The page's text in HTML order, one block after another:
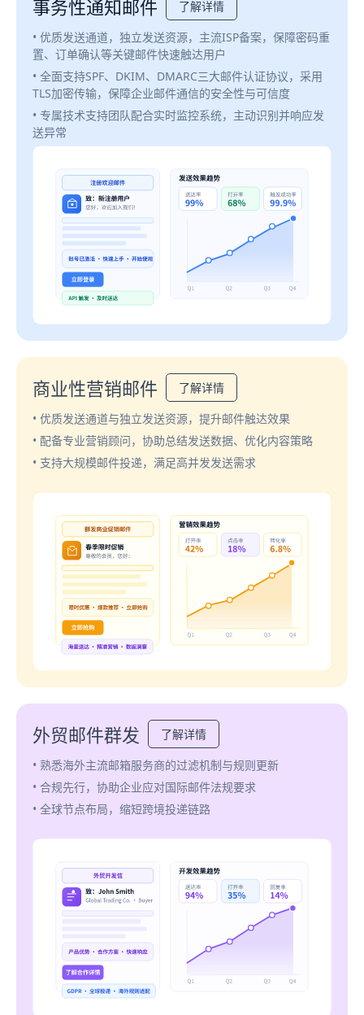
事务性通知邮件
了解详情
• 优质发送通道，独立发送资源，主流ISP备案，保障密码重
置、订单确认等关键邮件快速触达用户
• 全面支持SPF、DKIM、DMARC三大邮件认证协议，采用
TLS加密传输，保障企业邮件通信的安全性与可信度
• 专属技术支持团队配合实时监控系统，主动识别并响应发
送异常
商业性营销邮件
了解详情
• 优质发送通道与独立发送资源，提升邮件触达效果
• 配备专业营销顾问，协助总结发送数据、优化内容策略
• 支持大规模邮件投递，满足高并发发送需求
外贸邮件群发
了解详情
• 熟悉海外主流邮箱服务商的过滤机制与规则更新
• 合规先行，协助企业应对国际邮件法规要求
• 全球节点布局，缩短跨境投递链路